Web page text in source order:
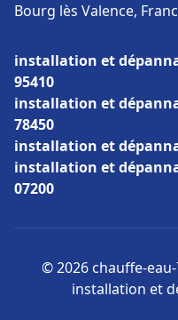
Bourg lès Valence,
installation et
95410
installation et
78450
installation et
installation et
07200
© 2026 chauffe-
installation et